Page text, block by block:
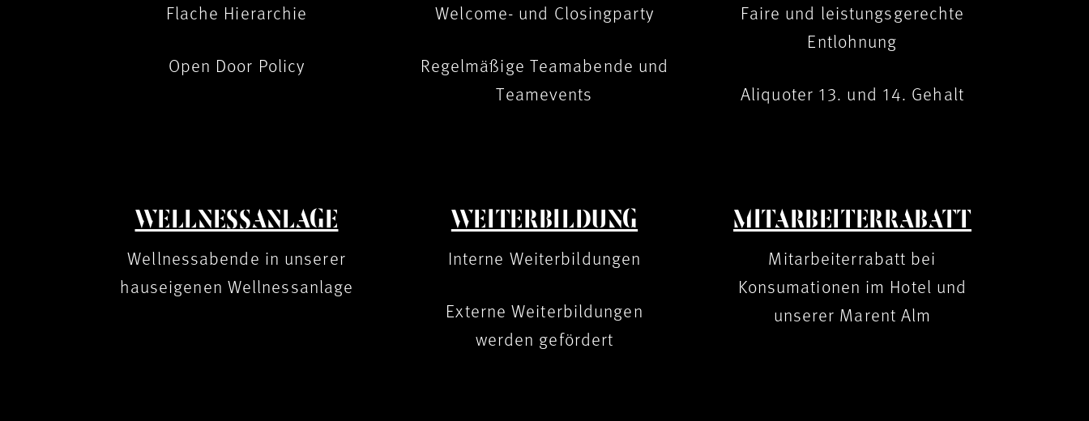
Flache Hierarchie
Open Door Policy
Welcome- und Closingparty
Regelmäßige Teamabende und
Teamevents
Faire und leistungsgerechte
Entlohnung
Aliquoter 13. und 14. Gehalt
WELLNESSANLAGE
Wellnessabende in unserer
hauseigenen Wellnessanlage
WEITERBILDUNG
Interne Weiterbildungen
Externe Weiterbildungen
werden gefördert
MITARBEITERRABATT
Mitarbeiterrabatt bei
Konsumationen im Hotel und
unserer Marent Alm